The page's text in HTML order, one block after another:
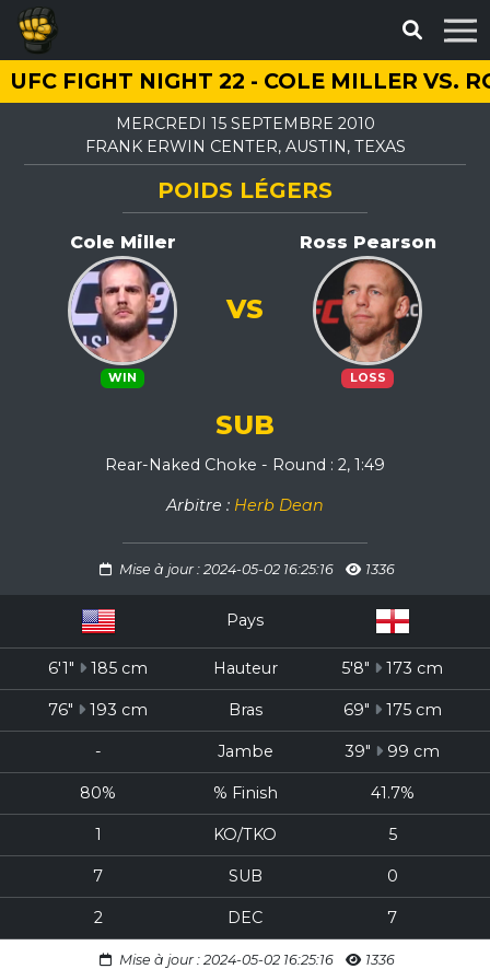
UFC FIGHT NIGHT 22 - COLE MILLER VS.
MERCREDI 15 SEPTEMBRE 2010
FRANK ERWIN CENTER, AUSTIN, TEXAS
POIDS LÉGERS
Cole Miller
WIN
Ross Pearson
LOSS
VS
SUB
Rear-Naked Choke - Round : 2, 1:49
Arbitre : Herb Dean
Mise à jour : 2024-05-02 16:25:16 1336
Pays
6'1" 185 cm Hauteur 5'8" 173 cm
76" 193 cm Bras 69" 175 cm
- Jambe 39" 99 cm
80% % Finish 41.7%
1 KO/TKO 5
7 SUB 0
2 DEC 7
Mise à jour : 2024-05-02 16:25:16 1336